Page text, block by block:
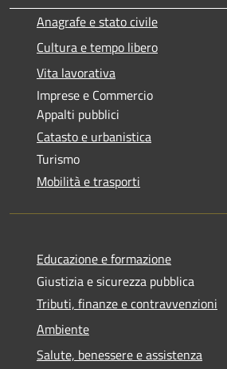
Anagrafe e stato civile
Cultura e tempo libero
Vita lavorativa
Imprese e Commercio
Appalti pubblici
Catasto e urbanistica
Turismo
Mobilità e trasporti
Educazione e formazione
Giustizia e sicurezza pubblica
Tributi, finanze e contravvenzioni
Ambiente
Salute, benessere e assistenza